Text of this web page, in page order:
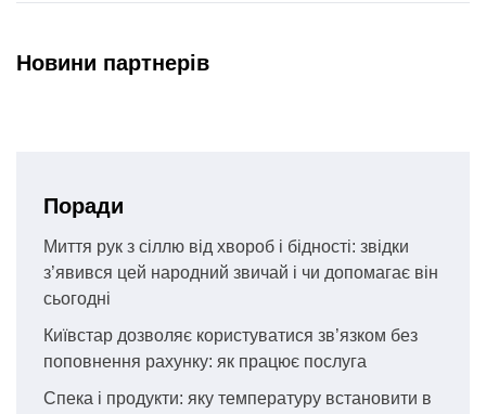
Новини партнерів
Поради
Миття рук з сіллю від хвороб і бідності: звідки
з’явився цей народний звичай і чи допомагає він
сьогодні
Київстар дозволяє користуватися зв’язком без
поповнення рахунку: як працює послуга
Спека і продукти: яку температуру встановити в